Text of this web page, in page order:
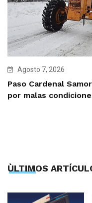
Agosto 7, 2026
Paso Cardenal
por malas
ÙLTIMOS